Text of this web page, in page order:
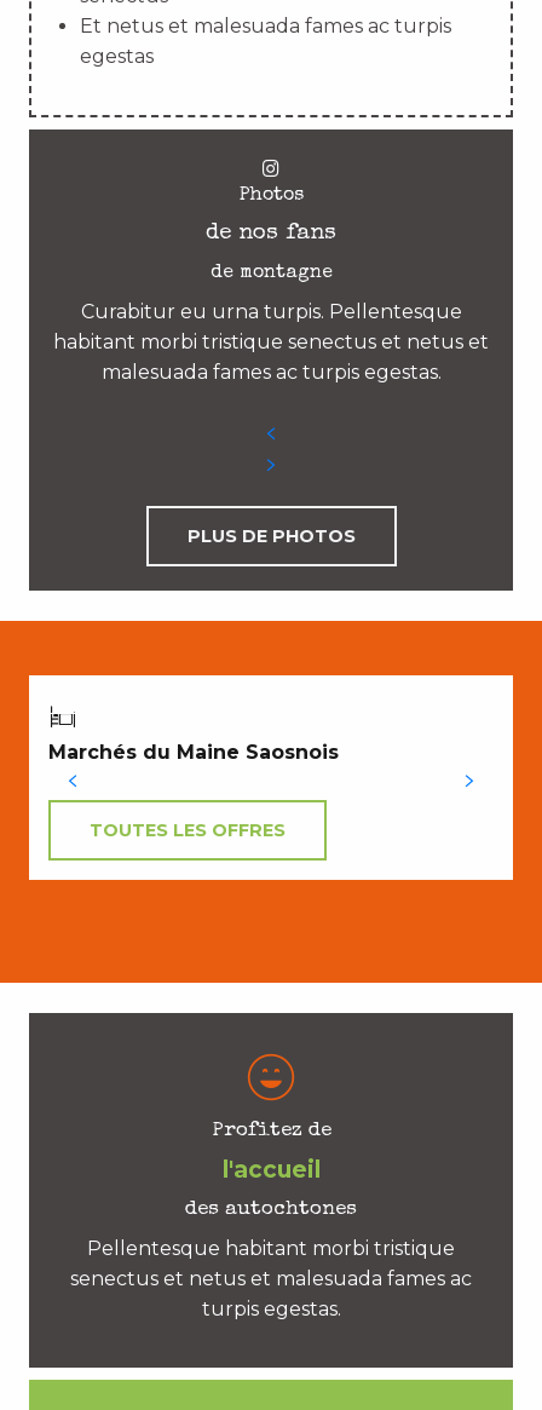
Et netus et malesuada fames ac turpis
egestas
Photos
de nos fans
de montagne
Curabitur eu urna turpis. Pellentesque
habitant morbi tristique senectus et netus et
malesuada fames ac turpis egestas.
PLUS DE PHOTOS
Marchés du Maine Saosnois
TOUTES LES OFFRES
Profitez de
l'accueil
des autochtones
Pellentesque habitant morbi tristique
senectus et netus et malesuada fames ac
turpis egestas.